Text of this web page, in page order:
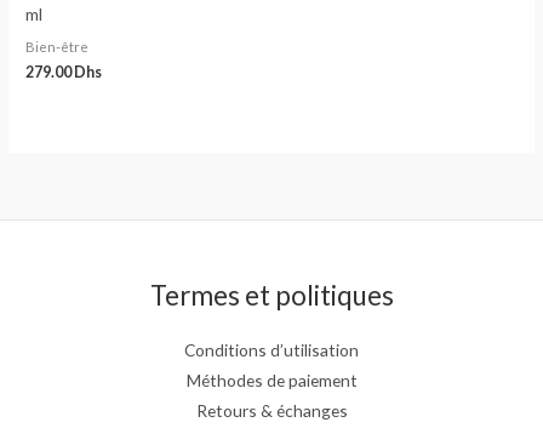
ml
Bien-être
279.00 Dhs
Termes et politiques
Conditions d’utilisation
Méthodes de paiement
Retours & échanges